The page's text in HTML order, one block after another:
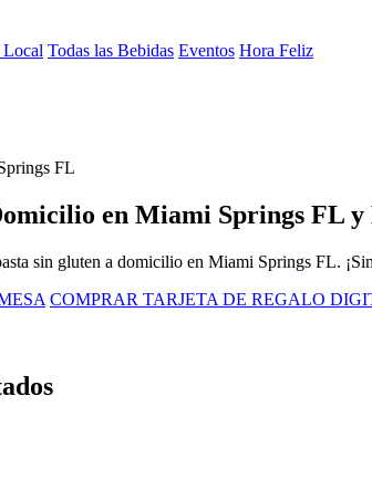
Local Todas las Bebidas Eventos Hora Feliz
FL
en Miami Springs FL
sin gluten a domicilio en Miami Springs FL.
COMPRAR TARJETA DE REGALO